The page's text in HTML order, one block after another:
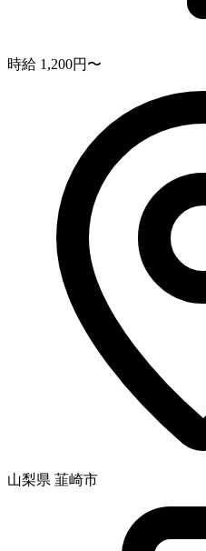
時給 1,200円〜
山梨県 韮崎市